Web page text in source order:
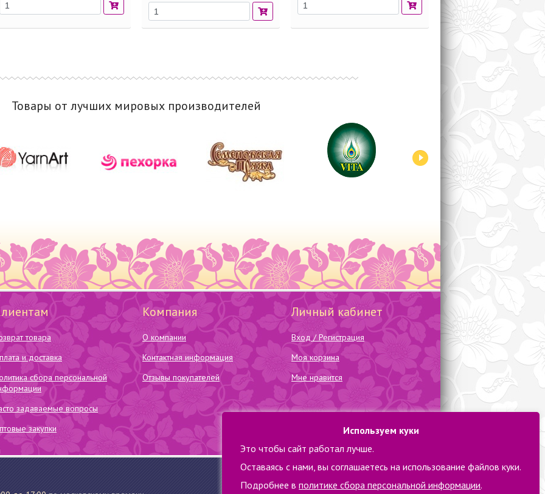
Товары от лучших мировых производителей
товара
и доставка
сбора персональной
задаваемые вопросы
закупки
Компания
О компании
Контактная информация
Отзывы покупателей
Личный кабинет
Вход / Регистрация
Моя корзина
Мне нравится
Используем куки
Это чтобы сайт работал лучше.
Оставаясь с нами, вы соглашаетесь на использование файлов куки.
Подробнее вполитике сбора персональной информации.